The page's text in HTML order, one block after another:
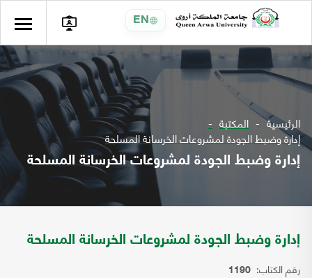
EN
الرئيسية المكتبة
إدارة وضبط الجودة لمشروعات الخرسانة المسلحة
إدارة وضبط الجودة لمشروعات الخرسانة المسلحة
إدارة وضبط الجودة لمشروعات الخرسانة المسلحة
رقم الكتاب: 1190